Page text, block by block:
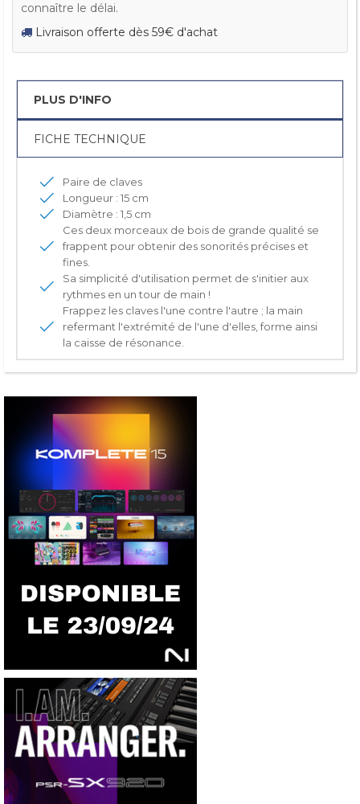
connaître le délai.
Livraison offerte dès 59€ d'achat
PLUS D'INFO
FICHE TECHNIQUE
Paire de claves
Longueur : 15 cm
Diamètre : 1,5 cm
Ces deux morceaux de bois de grande qualité se
frappent pour obtenir des sonorités précises et
fines.
Sa simplicité d'utilisation permet de s'initier aux
rythmes en un tour de main !
Frappez les claves l'une contre l'autre ; la main
refermant l'extrémité de l'une d'elles, forme ainsi
la caisse de résonance.